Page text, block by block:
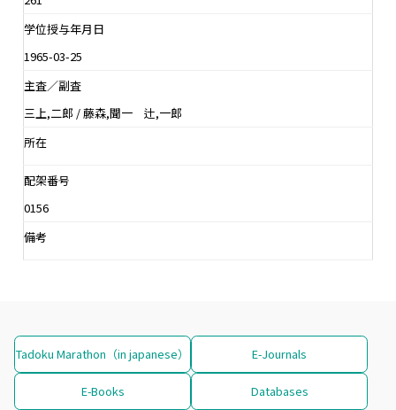
学位授与年月日
1965-03-25
主査／副査
三上,二郎 / 藤森,聞一 辻,一郎
所在
配架番号
0156
備考
Tadoku Marathon（in japanese） E-Journals
E-Books Databases